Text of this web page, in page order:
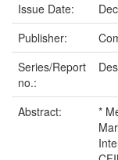
Issue Date:
Publisher:
Series/Report
no.:
Abstract:
*